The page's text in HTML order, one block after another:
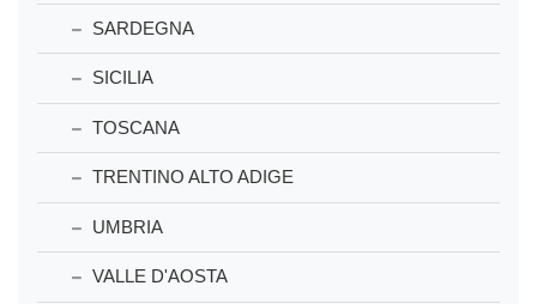
SARDEGNA
SICILIA
TOSCANA
TRENTINO ALTO ADIGE
UMBRIA
VALLE D'AOSTA